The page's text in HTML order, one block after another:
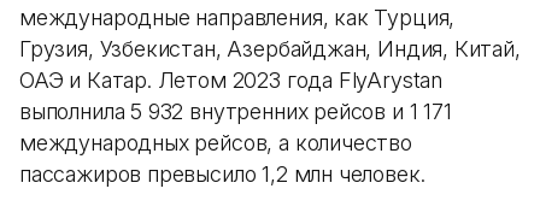
международные направления, как Турция,
Грузия, Узбекистан, Азербайджан, Индия, Китай,
ОАЭ и Катар. Летом 2023 года FlyArystan
выполнила 5 932 внутренних рейсов и 1 171
международных рейсов, а количество
пассажиров превысило 1,2 млн человек.